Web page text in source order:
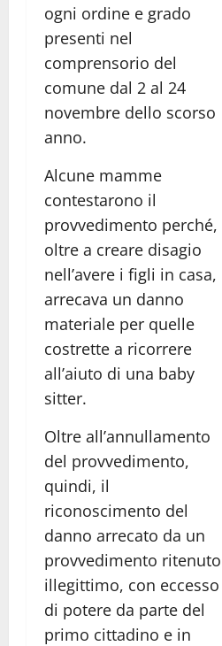
ogni ordine e grado
presenti nel
comprensorio del
comune dal 2 al 24
novembre dello scorso
anno.
Alcune mamme
contestarono il
provvedimento perché,
oltre a creare disagio
nell’avere i figli in casa,
arrecava un danno
materiale per quelle
costrette a ricorrere
all’aiuto di una baby
sitter.
Oltre all’annullamento
del provvedimento,
quindi, il
riconoscimento del
danno arrecato da un
provvedimento ritenuto
illegittimo, con eccesso
di potere da parte del
primo cittadino e in